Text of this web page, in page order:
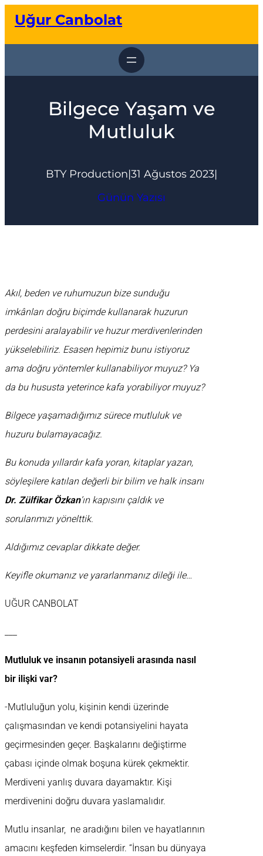
geçUğur Canbolat
Bilgece Yaşam ve
Mutluluk
BTY Production|31 Ağustos 2023|
Günün Yazısı
Akıl, beden ve ruhumuzun bize sunduğu
imkânları doğru biçimde kullanarak huzurun
perdesini aralayabilir ve huzur merdivenlerinden
yükselebiliriz. Esasen hepimiz bunu istiyoruz
ama doğru yöntemler kullanabiliyor muyuz? Ya
da bu hususta yeterince kafa yorabiliyor muyuz?
Bilgece yaşamadığımız sürece mutluluk ve
huzuru bulamayacağız.
Bu konuda yıllardır kafa yoran, kitaplar yazan,
söyleşilere katılan değerli bir bilim ve halk insanı
Dr. Zülfikar Özkan’ın kapısını çaldık ve
sorularımızı yönelttik.
Aldığımız cevaplar dikkate değer.
Keyifle okumanız ve yararlanmanız dileği ile…
UĞUR CANBOLAT
Mutluluk ve insanın potansiyeli arasında nasıl
bir ilişki var?
-Mutluluğun yolu, kişinin kendi üzerinde
çalışmasından ve kendi potansiyelini hayata
geçirmesinden geçer. Başkalarını değiştirme
çabası içinde olmak boşuna kürek çekmektir.
Merdiveni yanlış duvara dayamaktır. Kişi
merdivenini doğru duvara yaslamalıdır.
Mutlu insanlar, ne aradığını bilen ve hayatlarının
amacını keşfeden kimselerdir. “İnsan bu dünyaya